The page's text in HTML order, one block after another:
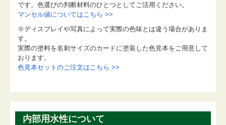
です。色選びの判断材料のひとつとしてご活用ください。
マンセル値についてはこちら >>
※ディスプレイや写真によって実際の色味とは違う場合がありま
す。
実際の塗料を名刺サイズのカードに塗装した色見本をご用意して
おります。
色見本セットのご注文はこちら >>
内部用水性について